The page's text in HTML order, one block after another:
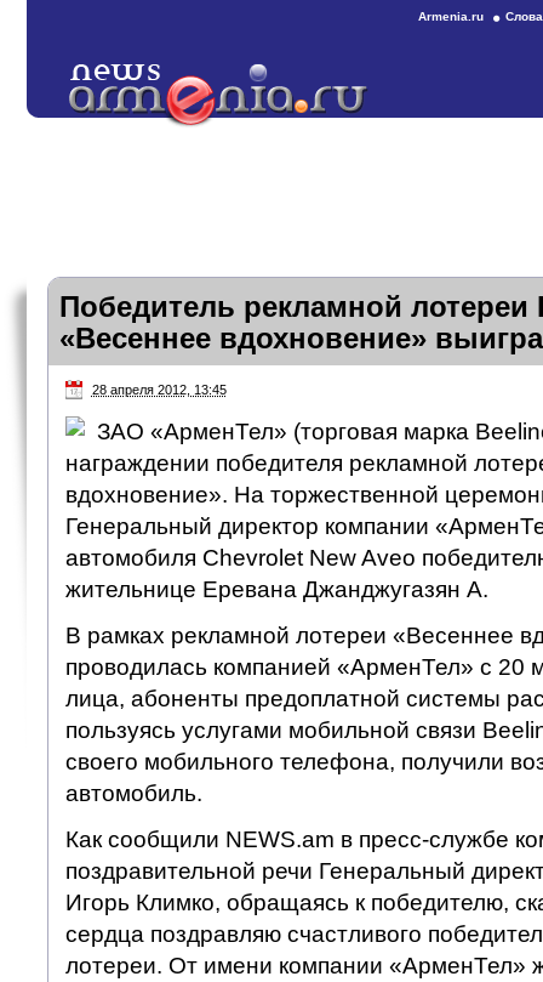
Armenia.ru
Победитель рекламной лотереи
«Весеннее вдохновение»
28 апреля 2012, 13:45
ЗАО «АрменТел» (торговая марка
награждении победителя рекламной
вдохновение». На торжественной
Генеральный директор компании
автомобиля Chevrolet New Aveo
жительнице Еревана Джанджугазян А.
В рамках рекламной лотереи «Весеннее
проводилась компанией «АрменТел» с 20
лица, абоненты предоплатной системы
пользуясь услугами мобильной связи
своего мобильного телефона, получили
автомобиль.
Как сообщили NEWS.am в пресс-службе
поздравительной речи Генеральный
Игорь Климко, обращаясь к победителю,
сердца поздравляю счастливого
лотереи. От имени компании «АрменТел»